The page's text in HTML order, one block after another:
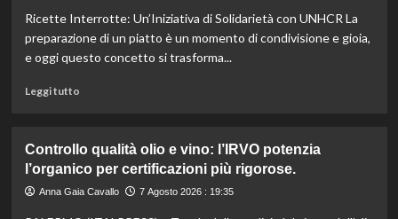
milioni
per
valorizzare
Ricette Interrotte: Un’Iniziativa di Solidarietà con UNHCR La
preparazione di un piatto è un momento di condivisione e gioia,
e oggi questo concetto si trasforma...
Leggi tuttoLeggi
Marco
Bianchi:
“Ricette
Controllo qualità olio e vino: l’IRVO potenzia
l’organico per certificazioni più rigorose.
Anna Gaia Cavallo 7 Agosto 2026 : 19:35